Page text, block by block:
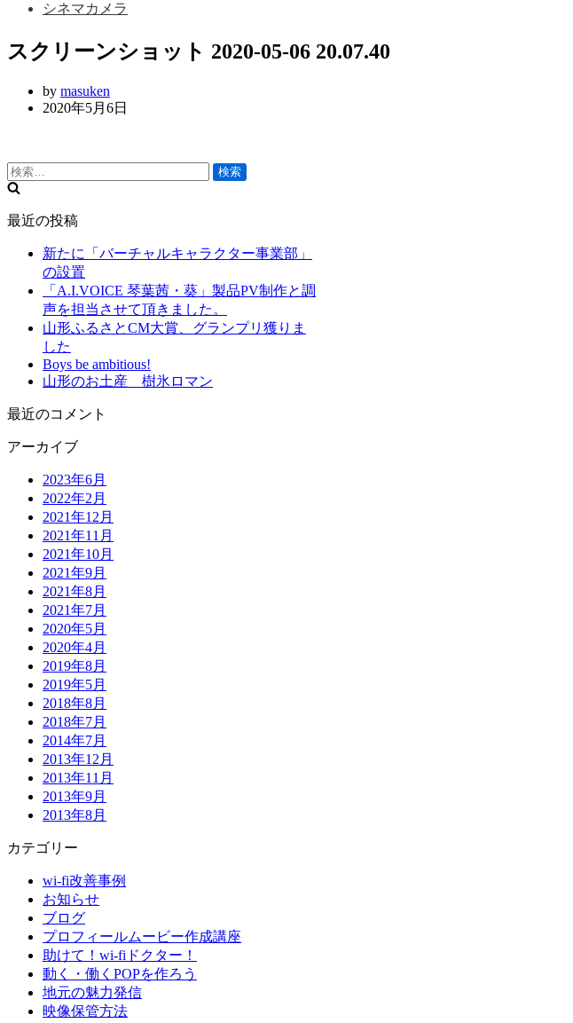
を
り
替
切
り
シネマカメラ
スクリーンショット 2020-05-06 20.07.40
by masuken
2020年5月6日
検
索:
最近の投稿
新たに「バーチャルキャラクター事業部」
の設置
「A.I.VOICE 琴葉茜・葵」製品PV制作と調
声を担当させて頂きました。
山形ふるさとCM大賞、グランプリ獲りま
した
Boys be ambitious!
山形のお土産 樹氷ロマン
最近のコメント
アーカイブ
2023年6月
2022年2月
2021年12月
2021年11月
2021年10月
2021年9月
2021年8月
2021年7月
2020年5月
2020年4月
2019年8月
2019年5月
2018年8月
2018年7月
2014年7月
2013年12月
2013年11月
2013年9月
2013年8月
カテゴリー
wi-fi改善事例
お知らせ
ブログ
プロフィールムービー作成講座
助けて！wi-fiドクター！
動く・働くPOPを作ろう
地元の魅力発信
映像保管方法